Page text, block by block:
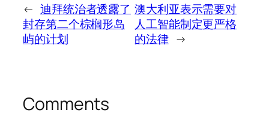
← 迪拜统治者透露了
封存第二个棕榈形岛
屿的计划
澳大利亚表示需要对
人工智能制定更严格
的法律 →
Comments